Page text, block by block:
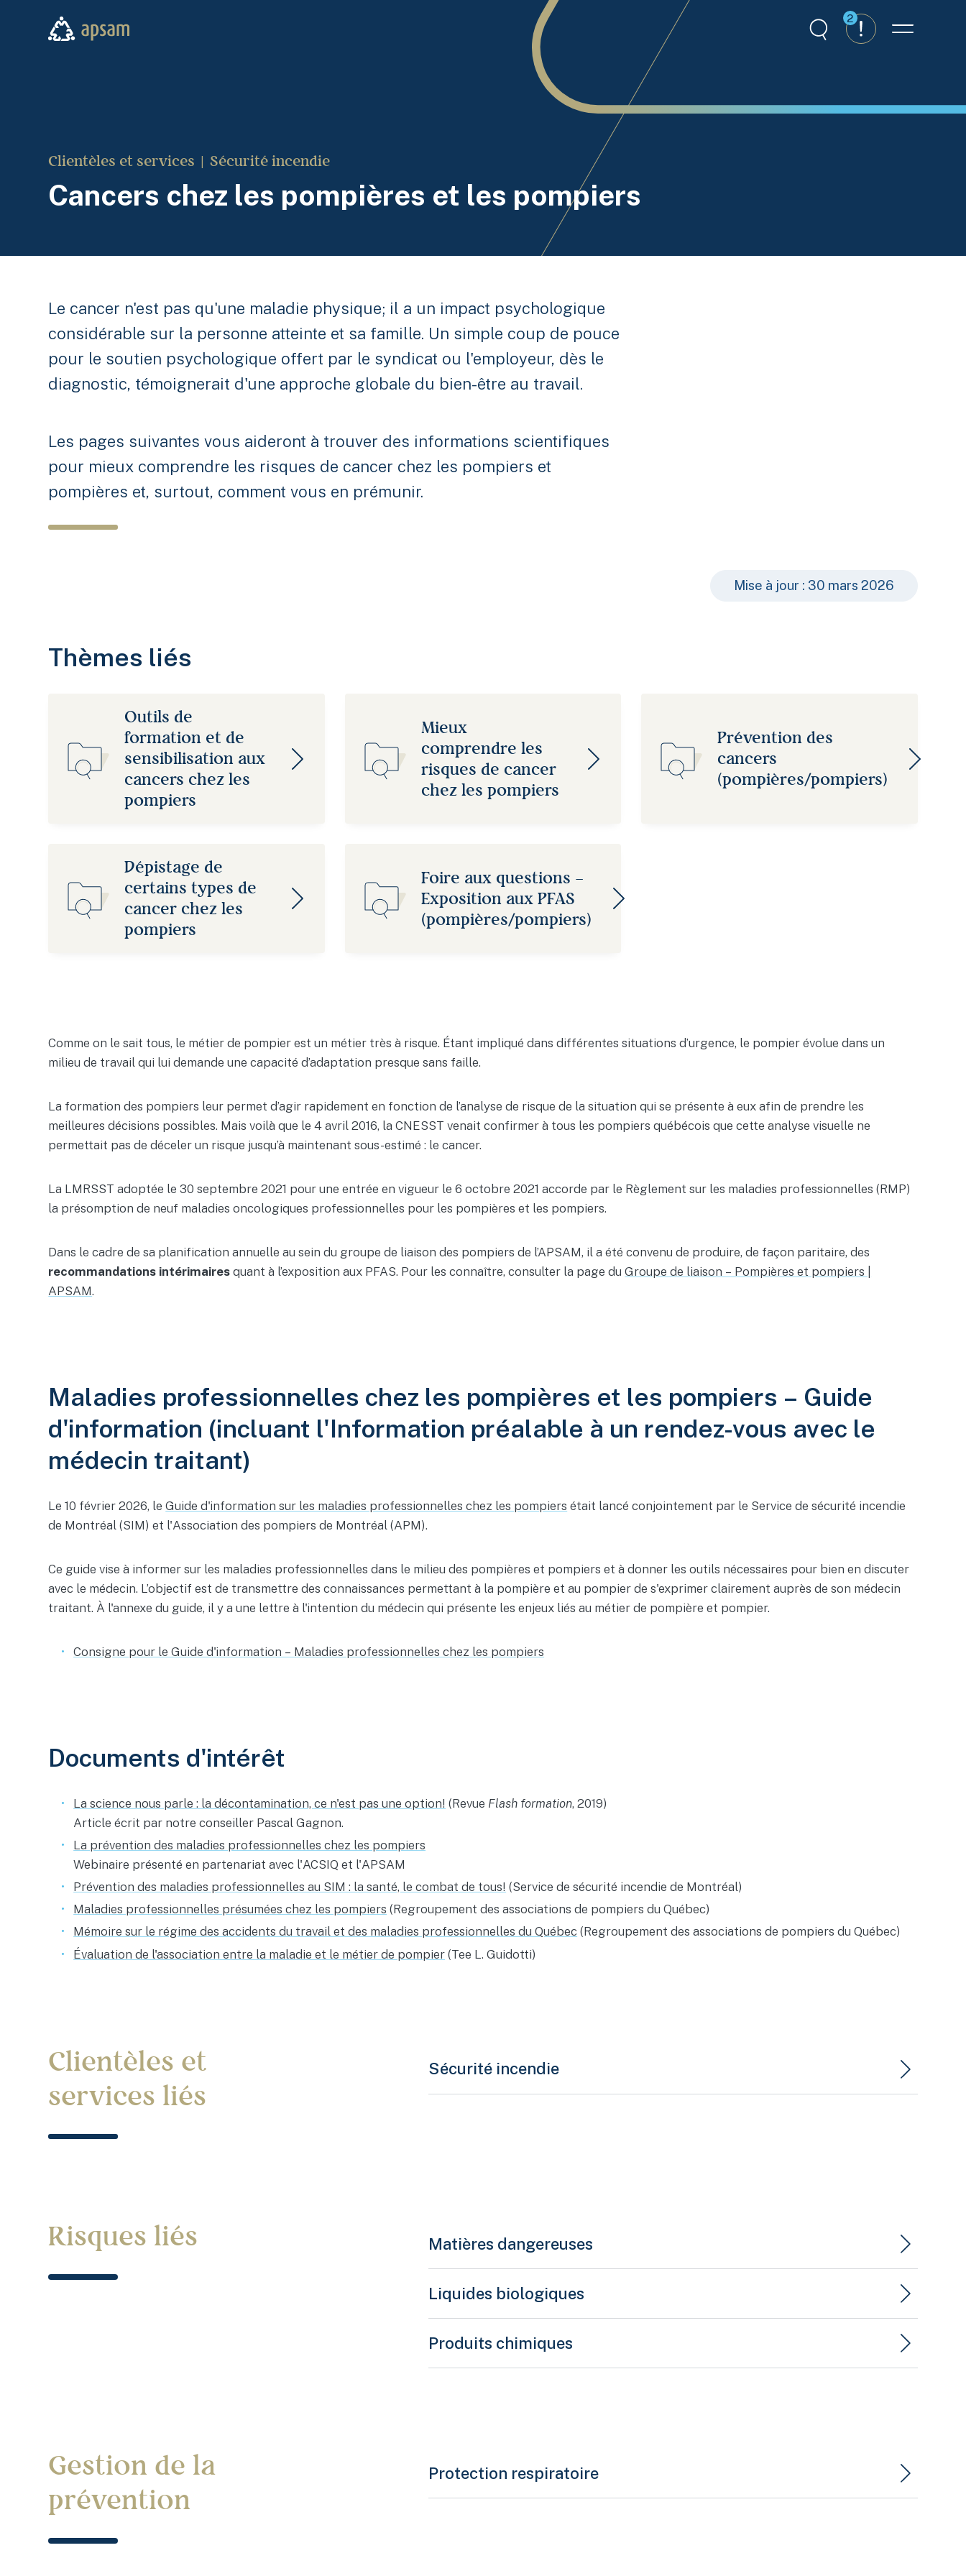
RechercheAlertes
2
Menu
Clientèles et services Sécurité incendie
Cancers chez les pompières et les pompiers
Le cancer n'est pas qu'une maladie physique; il a un impact psychologique
considérable sur la personne atteinte et sa famille. Un simple coup de pouce
pour le soutien psychologique offert par le syndicat ou l'employeur, dès le
diagnostic, témoignerait d'une approche globale du bien-être au travail.
Les pages suivantes vous aideront à trouver des informations scientifiques
pour mieux comprendre les risques de cancer chez les pompiers et
pompières et, surtout, comment vous en prémunir.
Mise à jour : 30 mars 2026
Thèmes liés
Outils de
formation et de
sensibilisation aux
cancers chez les
pompiers
Mieux
comprendre les
risques de cancer
chez les pompiers
Prévention des
cancers
(pompières/pompiers)
Dépistage de
certains types de
cancer chez les
pompiers
Foire aux questions –
Exposition aux PFAS
(pompières/pompiers)
Comme on le sait tous, le métier de pompier est un métier très à risque. Étant impliqué dans différentes situations d’urgence, le pompier évolue dans un
milieu de travail qui lui demande une capacité d’adaptation presque sans faille.
La formation des pompiers leur permet d’agir rapidement en fonction de l’analyse de risque de la situation qui se présente à eux afin de prendre les
meilleures décisions possibles. Mais voilà que le 4 avril 2016, la CNESST venait confirmer à tous les pompiers québécois que cette analyse visuelle ne
permettait pas de déceler un risque jusqu’à maintenant sous-estimé : le cancer.
La LMRSST adoptée le 30 septembre 2021 pour une entrée en vigueur le 6 octobre 2021 accorde par le Règlement sur les maladies professionnelles (RMP)
la présomption de neuf maladies oncologiques professionnelles pour les pompières et les pompiers.
Dans le cadre de sa planification annuelle au sein du groupe de liaison des pompiers de l’APSAM, il a été convenu de produire, de façon paritaire, des
recommandations intérimaires quant à l’exposition aux PFAS. Pour les connaître, consulter la page duGroupe de liaison – Pompières et pompiers |
APSAM.
Maladies professionnelles chez les pompières et les pompiers – Guide
d'information (incluant l'Information préalable à un rendez-vous avec le
médecin traitant)
Le 10 février 2026, leGuide d'information sur les maladies professionnelles chez les pompiers était lancé conjointement par le Service de sécurité incendie
de Montréal (SIM) et l'Association des pompiers de Montréal (APM).
Ce guide vise à informer sur les maladies professionnelles dans le milieu des pompières et pompiers et à donner les outils nécessaires pour bien en discuter
avec le médecin. L’objectif est de transmettre des connaissances permettant à la pompière et au pompier de s'exprimer clairement auprès de son médecin
traitant. À l'annexe du guide, il y a une lettre à l'intention du médecin qui présente les enjeux liés au métier de pompière et pompier.
Consigne pour le Guide d'information – Maladies professionnelles chez les pompiers
Documents d'intérêt
La science nous parle : la décontamination, ce n'est pas une option! (Revue Flash formation, 2019)
Article écrit par notre conseiller Pascal Gagnon.
La prévention des maladies professionnelles chez les pompiers
Webinaire présenté en partenariat avec l'ACSIQ et l'APSAM
Prévention des maladies professionnelles au SIM : la santé, le combat de tous! (Service de sécurité incendie de Montréal)
Maladies professionnelles présumées chez les pompiers (Regroupement des associations de pompiers du Québec)
Mémoire sur le régime des accidents du travail et des maladies professionnelles du Québec (Regroupement des associations de pompiers du Québec)
Évaluation de l'association entre la maladie et le métier de pompier (Tee L. Guidotti)
Clientèles et
services liés
Sécurité incendie
Risques liés Matières dangereuses
Liquides biologiques
Produits chimiques
Gestion de la
prévention
Protection respiratoire